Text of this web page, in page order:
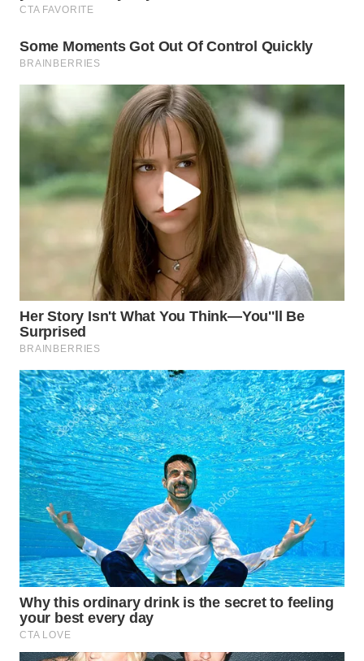
SEMARANG
SOLO
BOROBUDUR
WN
NATUNA
WN
BINTAN
WN
MANDALIKA
WN
LIKUPANG
WN
LABUANBAJO
WN
BORNEO